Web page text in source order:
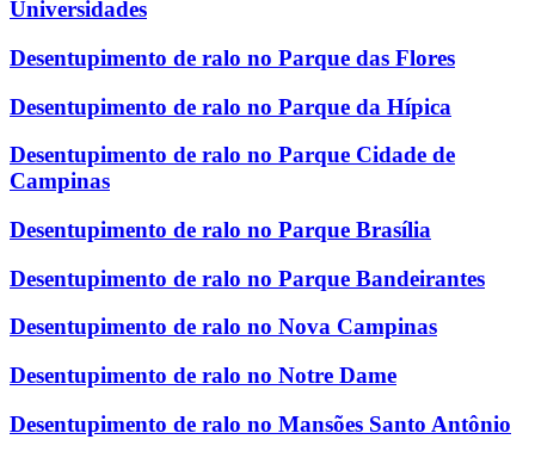
Universidades
Desentupimento de ralo no Parque das Flores
Desentupimento de ralo no Parque da Hípica
Desentupimento de ralo no Parque Cidade de
Campinas
Desentupimento de ralo no Parque Brasília
Desentupimento de ralo no Parque Bandeirantes
Desentupimento de ralo no Nova Campinas
Desentupimento de ralo no Notre Dame
Desentupimento de ralo no Mansões Santo Antônio